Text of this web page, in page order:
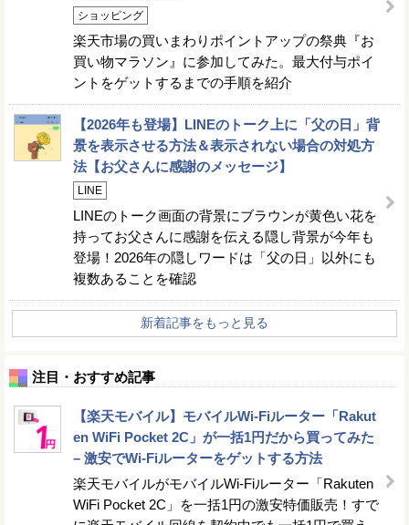
ショッピング
楽天市場の買いまわりポイントアップの祭典『お
買い物マラソン』に参加してみた。最大付与ポイ
ントをゲットするまでの手順を紹介
【2026年も登場】LINEのトーク上に「父の日」背
景を表示させる方法＆表示されない場合の対処方
法【お父さんに感謝のメッセージ】
LINE
LINEのトーク画面の背景にブラウンが黄色い花を
持ってお父さんに感謝を伝える隠し背景が今年も
登場！2026年の隠しワードは「父の日」以外にも
複数あることを確認
新着記事をもっと見る
注目・おすすめ記事
【楽天モバイル】モバイルWi-Fiルーター「Rakut
en WiFi Pocket 2C」が一括1円だから買ってみた
– 激安でWi-Fiルーターをゲットする方法
楽天モバイルがモバイルWi-Fiルーター「Rakuten
WiFi Pocket 2C」を一括1円の激安特価販売！すで